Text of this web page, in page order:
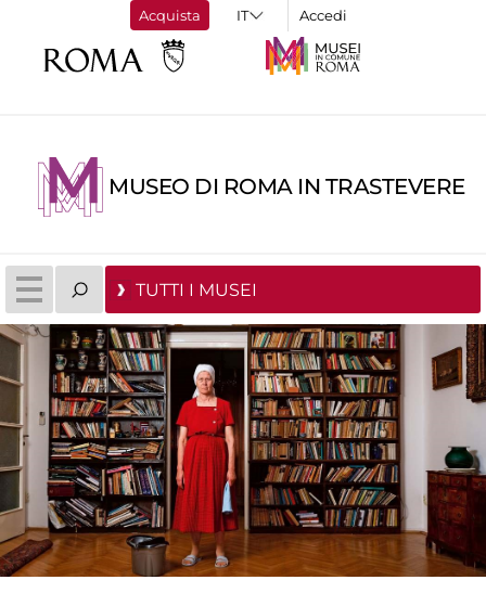
Acquista Accedi
MUSEO DI ROMA IN TRASTEVERE
TUTTI I MUSEI